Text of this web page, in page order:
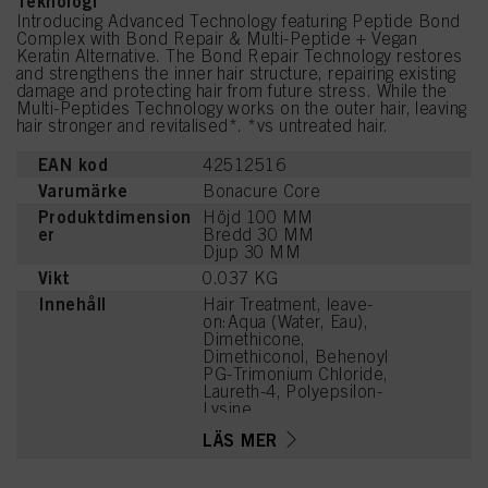
Introducing Advanced Technology featuring Peptide Bond
Complex with Bond Repair & Multi-Peptide + Vegan
Keratin Alternative. The Bond Repair Technology restores
and strengthens the inner hair structure, repairing existing
damage and protecting hair from future stress. While the
Multi-Peptides Technology works on the outer hair, leaving
hair stronger and revitalised*. *vs untreated hair.
EAN kod 42512516
Varumärke Bonacure Core
Produktdimension
er
Höjd 100 MM
Bredd 30 MM
Djup 30 MM
Vikt 0.037 KG
Innehåll
Hair Treatment, leave-
on:Aqua (Water, Eau),
Dimethicone,
Dimethiconol, Behenoyl
PG-Trimonium Chloride,
Laureth-4, Polyepsilon-
Lysine,
Hydroxypropylammonium
Gluconate,
LÄS MER